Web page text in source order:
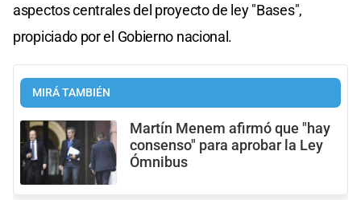
aspectos centrales del proyecto de ley "Bases",
propiciado por el Gobierno nacional.
MIRÁ TAMBIÉN
Martín Menem afirmó que "hay
consenso" para aprobar la Ley
Ómnibus